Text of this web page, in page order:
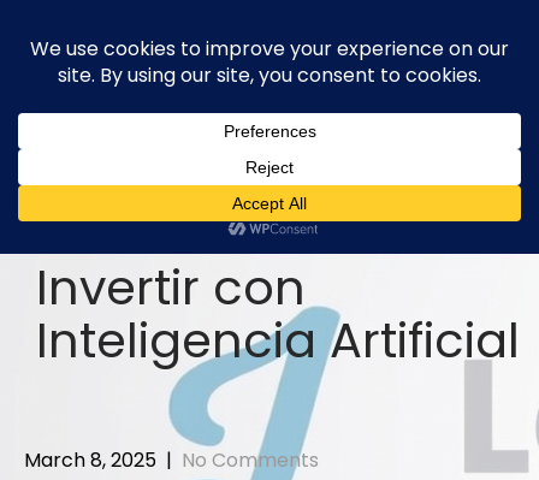
content
Invertir con
Inteligencia Artificial
March 8, 2025 | No Comments